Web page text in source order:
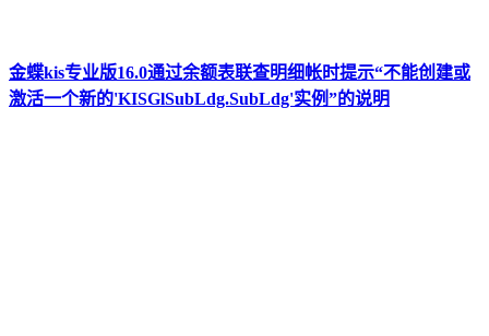
金蝶kis专业版16.0通过余额表联查明细帐时提示“不能创建或
激活一个新的'KISGlSubLdg.SubLdg'实例”的说明